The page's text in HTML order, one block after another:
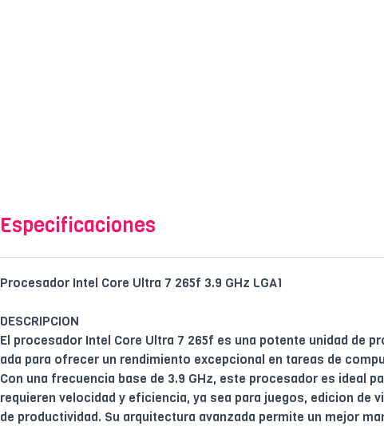
Especificaciones
Procesador Intel Core Ultra 7 265f 3.9 GHz LGA1
DESCRIPCION
El procesador Intel Core Ultra 7 265f es una potente unidad de
ada para ofrecer un rendimiento excepcional en tareas de
Con una frecuencia base de 3.9 GHz, este procesador es ideal
requieren velocidad y eficiencia, ya sea para juegos, edicion de
de productividad. Su arquitectura avanzada permite un mejor